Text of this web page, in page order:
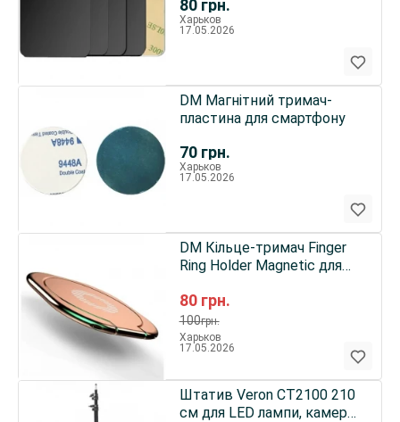
80 грн.
Харьков
17.05.2026
70 грн.
DM Магнітний тримач-
пластина для смартфону
Харьков
17.05.2026
80 грн.
100грн.
DM Кільце-тримач Finger
Ring Holder Magnetic для
Харьков
17.05.2026
Штатив Veron CT2100 210
см для LED лампи, камери,